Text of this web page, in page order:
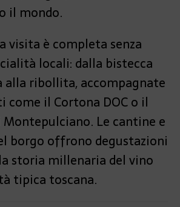
il mondo.
visita è completa senza
locali: dalla bistecca
ribollita, accompagnate
come il Cortona DOC o il
Le cantine e
borgo offrono degustazioni
storia millenaria del vino
tipica toscana.